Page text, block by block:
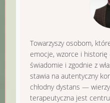
Towarzyszy osobom,
emocje, wzorce i
świadomie i zgodnie z
stawia na autentyczny
chłodny dystans —
terapeutyczna jest